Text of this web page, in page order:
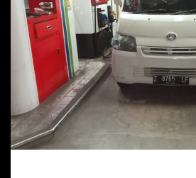
n
y
i
m
p
a
n
g
n